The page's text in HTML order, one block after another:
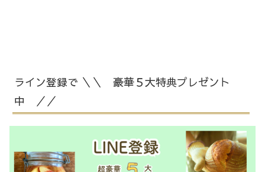
ライン登録で ＼＼ 豪華５大特典プレゼント
中 ／／